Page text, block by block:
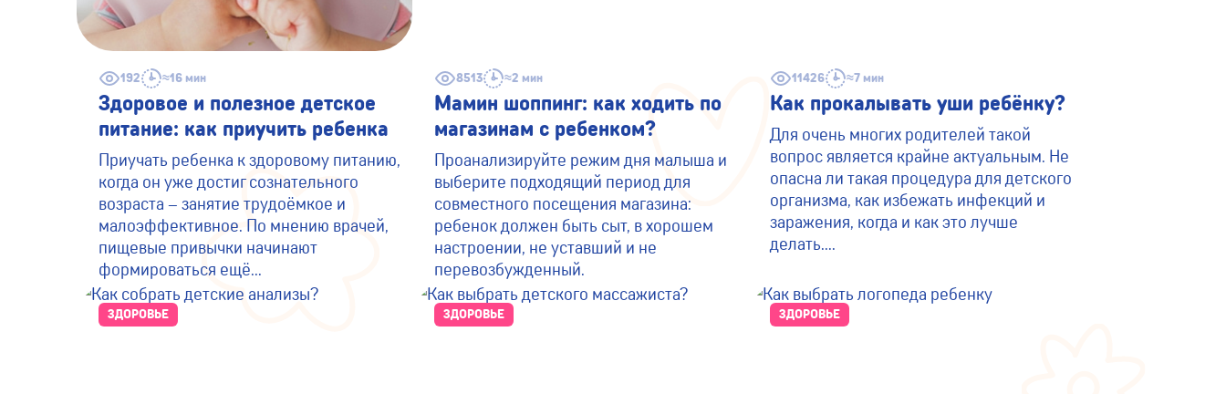
192 ≈16 мин
Здоровое и полезное детское
питание: как приучить ребенка
Приучать ребенка к здоровому питанию,
когда он уже достиг сознательного
возраста – занятие трудоёмкое и
малоэффективное. По мнению врачей,
пищевые привычки начинают
формироваться ещё...
8513 ≈2 мин
Мамин шоппинг: как ходить по
магазинам с ребенком?
Проанализируйте режим дня малыша и
выберите подходящий период для
совместного посещения магазина:
ребенок должен быть сыт, в хорошем
настроении, не уставший и не
перевозбужденный.
11426 ≈7 мин
Как прокалывать уши ребёнку?
Для очень многих родителей такой
вопрос является крайне актуальным. Не
опасна ли такая процедура для детского
организма, как избежать инфекций и
заражения, когда и как это лучше
делать....
ЗДОРОВЬЕ ЗДОРОВЬЕ ЗДОРОВЬЕ